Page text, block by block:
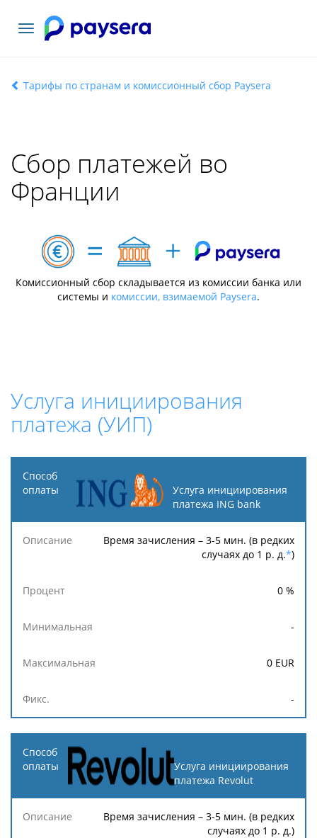
Toggle
navigation
Тарифы по странам и комиссионный сбор Paysera
Сбор платежей во
Франции
Комиссионный сбор складывается из комиссии банка или
системы и комиссии, взимаемой Paysera.
Услуга инициирования
платежа (УИП)
Способ
оплаты
Описание Процент Минимальная
Услуга инициирования
платежа ING bank
Время зачисления – 3-5 мин. (в редких
случаях до 1 р. д.*)
0 %
-
0 EUR
-
Услуга инициирования
платежа Revolut
Время зачисления – 3-5 мин. (в редких
случаях до 1 р. д.)